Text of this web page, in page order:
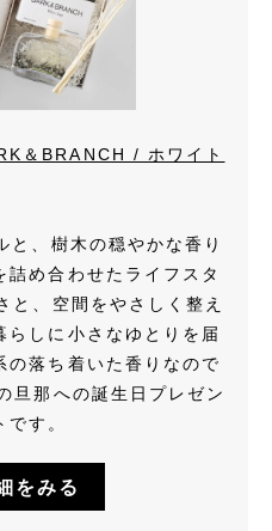
＆BRANCH / ホワイト
と、樹木の穏やかな香り
め合わせたライフスタ
と、空間をやさしく整え
らしに小さなゆとりを届
の落ち着いた香りなので
旦那への誕生日プレゼン
す。
をみる